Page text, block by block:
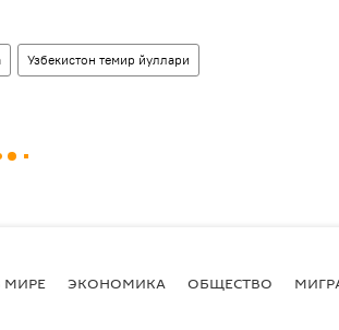
Узбекистон темир йуллари
МИРЕ ЭКОНОМИКА ОБЩЕСТВО